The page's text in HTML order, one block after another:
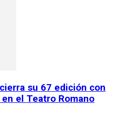
su 67 edición con
el Teatro Romano